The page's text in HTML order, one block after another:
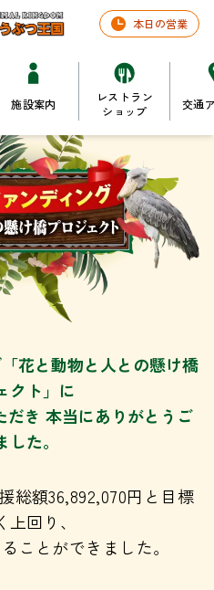
本日の営業
施設案内
レストラン
ショップ
交通
花と動物と人との懸け橋
クト」に
だき 本当にありがとうご
した。
総額36,892,070円と目標
回り、
ことができました。